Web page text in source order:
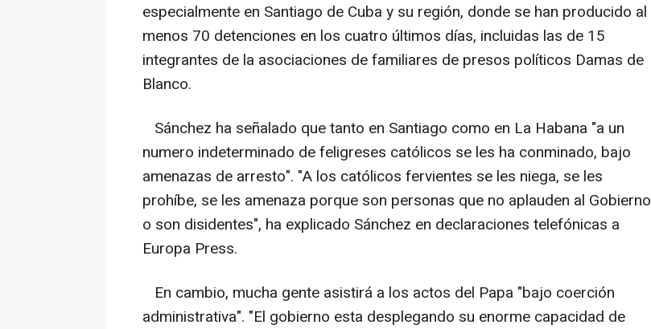
especialmente en Santiago de Cuba y su región, donde se han producido al
menos 70 detenciones en los cuatro últimos días, incluidas las de 15
integrantes de la asociaciones de familiares de presos políticos Damas de
Blanco.
Sánchez ha señalado que tanto en Santiago como en La Habana "a un
numero indeterminado de feligreses católicos se les ha conminado, bajo
amenazas de arresto". "A los católicos fervientes se les niega, se les
prohíbe, se les amenaza porque son personas que no aplauden al Gobierno
o son disidentes", ha explicado Sánchez en declaraciones telefónicas a
Europa Press.
En cambio, mucha gente asistirá a los actos del Papa "bajo coerción
administrativa". "El gobierno esta desplegando su enorme capacidad de